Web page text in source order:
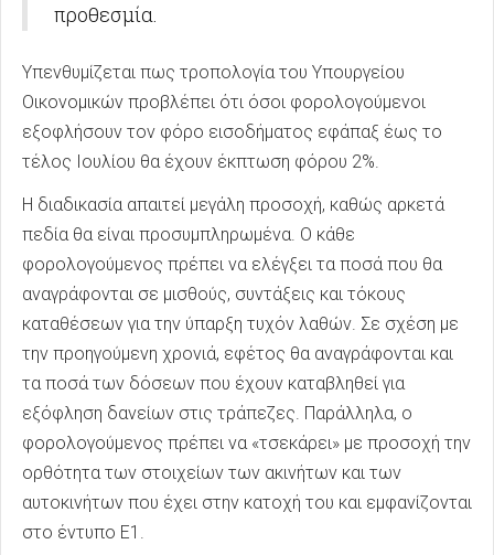
προθεσμία.
Υπενθυμίζεται πως τροπολογία του Υπουργείου
Οικονομικών προβλέπει ότι όσοι φορολογούμενοι
εξοφλήσουν τον φόρο εισοδήματος εφάπαξ έως το
τέλος Ιουλίου θα έχουν έκπτωση φόρου 2%.
Η διαδικασία απαιτεί μεγάλη προσοχή, καθώς αρκετά
πεδία θα είναι προσυμπληρωμένα. Ο κάθε
φορολογούμενος πρέπει να ελέγξει τα ποσά που θα
αναγράφονται σε μισθούς, συντάξεις και τόκους
καταθέσεων για την ύπαρξη τυχόν λαθών. Σε σχέση με
την προηγούμενη χρονιά, εφέτος θα αναγράφονται και
τα ποσά των δόσεων που έχουν καταβληθεί για
εξόφληση δανείων στις τράπεζες. Παράλληλα, ο
φορολογούμενος πρέπει να «τσεκάρει» με προσοχή την
ορθότητα των στοιχείων των ακινήτων και των
αυτοκινήτων που έχει στην κατοχή του και εμφανίζονται
στο έντυπο Ε1.